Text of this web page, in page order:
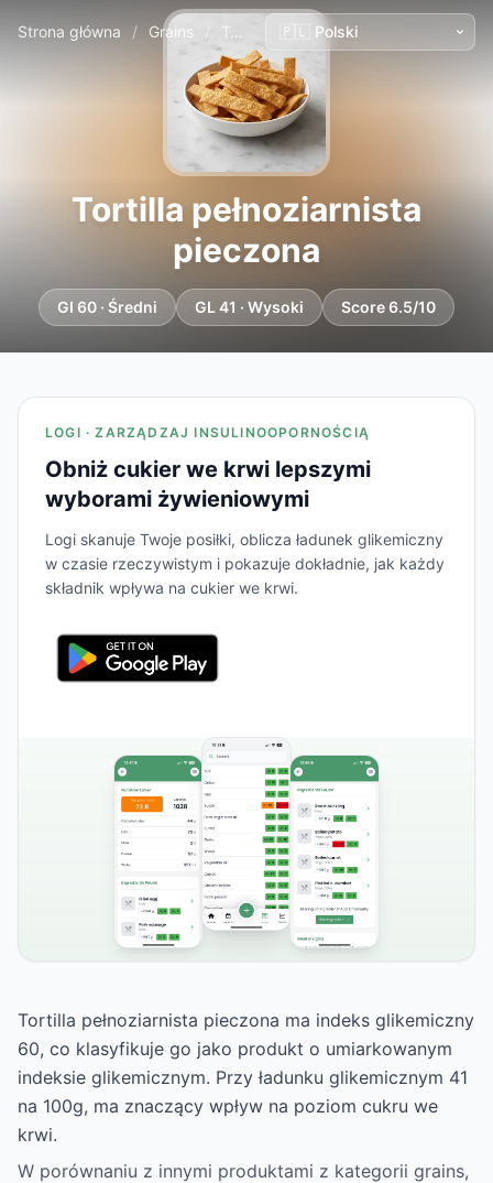
Strona główna / Grains Tortilla pełnoziarnista pieczona
Tortilla pełnoziarnista
pieczona
GI 60 · Średni GL 41 · Wysoki Score 6.5/10
LOGI · ZARZĄDZAJ INSULINOOPORNOŚCIĄ
Obniż cukier we krwi lepszymi
wyborami żywieniowymi
Logi skanuje Twoje posiłki, oblicza ładunek glikemiczny
w czasie rzeczywistym i pokazuje dokładnie, jak każdy
składnik wpływa na cukier we krwi.
Tortilla pełnoziarnista pieczona ma indeks glikemiczny
60, co klasyfikuje go jako produkt o umiarkowanym
indeksie glikemicznym. Przy ładunku glikemicznym 41
na 100g, ma znaczący wpływ na poziom cukru we
krwi.
W porównaniu z innymi produktami z kategorii grains,